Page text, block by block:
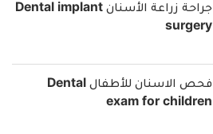
جراحة زراعة الأسنان Dental implant
surgery
فحص الاسنان للأطفال Dental
exam for children